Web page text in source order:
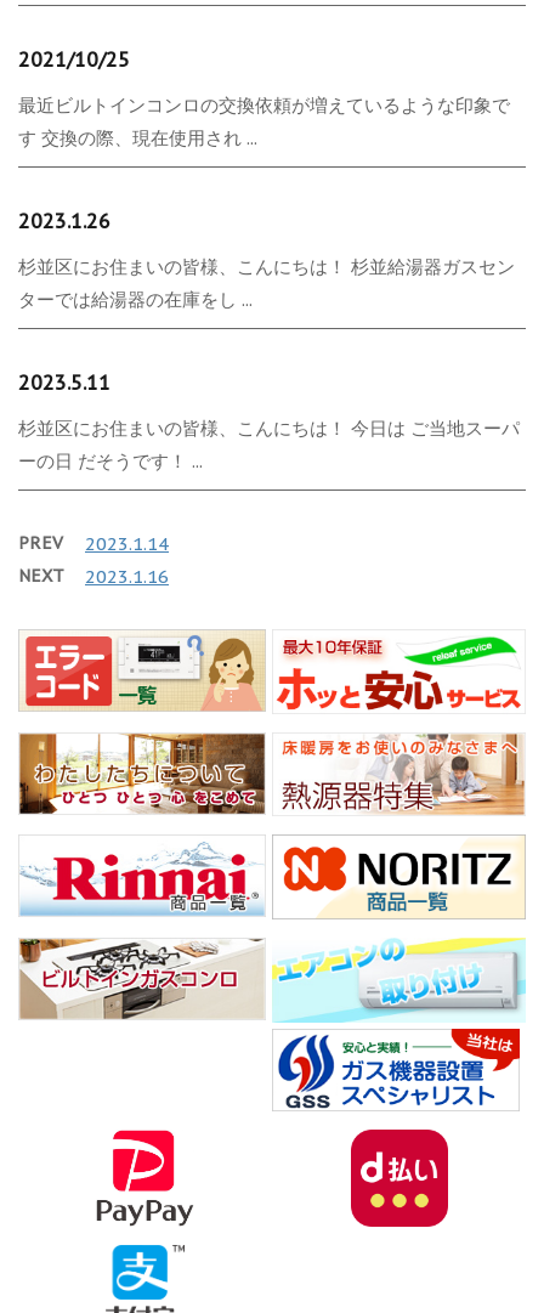
2021/10/25
最近ビルトインコンロの交換依頼が増えているような印象で
す 交換の際、現在使用され ...
2023.1.26
杉並区にお住まいの皆様、こんにちは！ 杉並給湯器ガスセン
ターでは給湯器の在庫をし ...
2023.5.11
杉並区にお住まいの皆様、こんにちは！ 今日は ご当地スーパ
ーの日 だそうです！ ...
PREV 2023.1.14
NEXT 2023.1.16